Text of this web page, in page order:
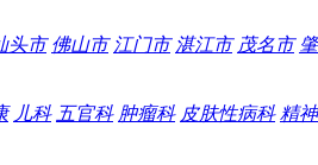
头市 佛山市 江门市 湛江市 茂名市
儿科 五官科 肿瘤科 皮肤性病科 精